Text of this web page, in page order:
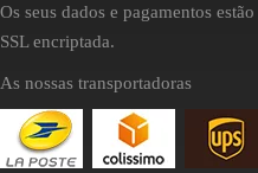
Os seus dados e pagamentos
SSL encriptada.
As nossas transportadoras